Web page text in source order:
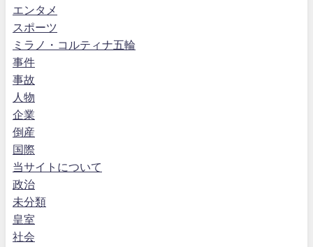
エンタメ
スポーツ
ミラノ・コルティナ五輪
事件
事故
人物
企業
倒産
国際
当サイトについて
政治
未分類
皇室
社会